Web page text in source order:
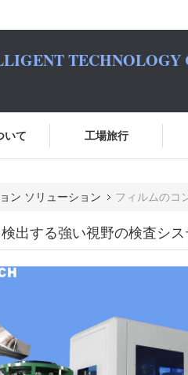
TECHNOLOGY
いて 工場旅行
ン ソリューション フィルムのコ
出する強い視野の検査シス